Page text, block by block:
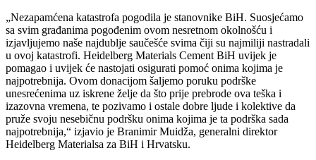
„Nezapamćena katastrofa pogodila je stanovnike BiH. Suosjećamo
sa svim građanima pogođenim ovom nesretnom okolnošću i
izjavljujemo naše najdublje saučešće svima čiji su najmiliji nastradali
u ovoj katastrofi. Heidelberg Materials Cement BiH uvijek je
pomagao i uvijek će nastojati osigurati pomoć onima kojima je
najpotrebnija. Ovom donacijom šaljemo poruku podrške
unesrećenima uz iskrene želje da što prije prebrode ova teška i
izazovna vremena, te pozivamo i ostale dobre ljude i kolektive da
pruže svoju nesebičnu podršku onima kojima je ta podrška sada
najpotrebnija,“ izjavio je Branimir Muidža, generalni direktor
Heidelberg Materialsa za BiH i Hrvatsku.